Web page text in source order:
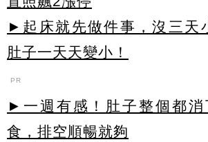
►起床就先做件事，沒三天
肚子一天天變小！
PR
►一週有感！肚子整個都消
食，排空順暢就夠